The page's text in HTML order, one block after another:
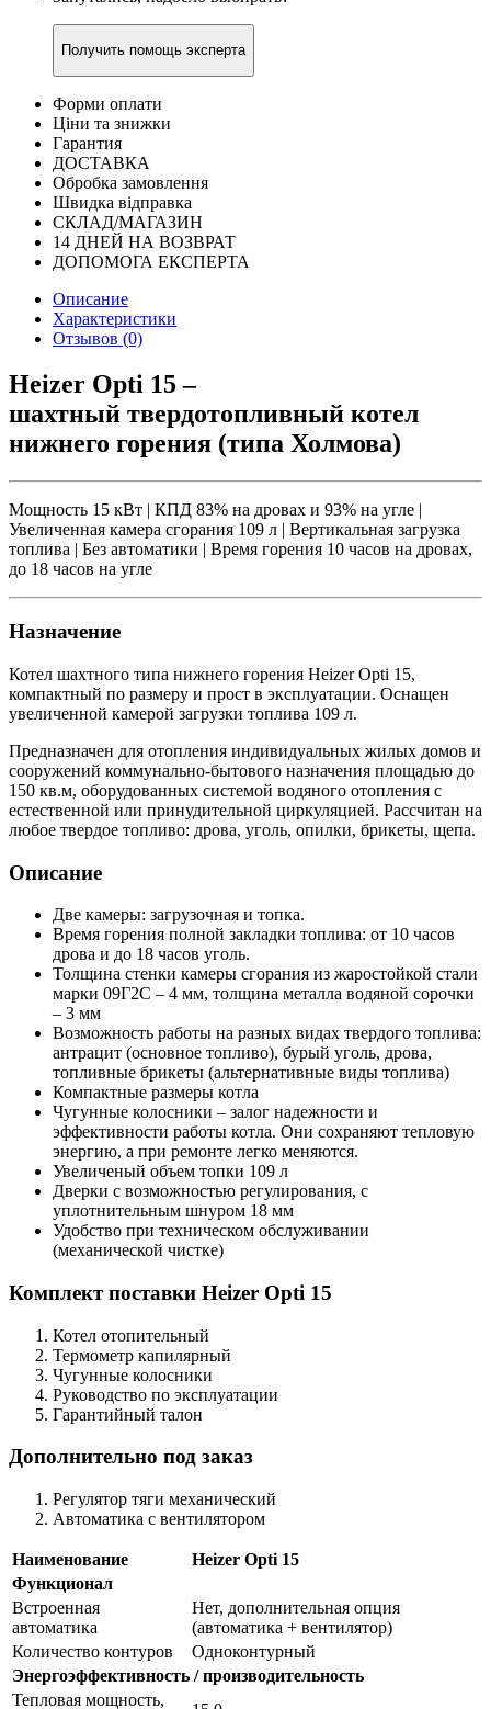
Получить помощь эксперта
Форми оплати
Ціни та знижки
Гарантия
ДОСТАВКА
Обробка замовлення
Швидка відправка
СКЛАД/МАГАЗИН
14 ДНЕЙ НА ВОЗВРАТ
ДОПОМОГА ЕКСПЕРТА
Описание
Характеристики
Отзывов (0)
Heizer Opti 15 –
шахтный твердотопливный котел
нижнего горения (типа Холмова)
Мощность 15 кВт | КПД 83% на дровах и 93% на угле |
Увеличенная камера сгорания 109 л | Вертикальная загрузка
топлива | Без автоматики | Время горения 10 часов на дровах,
до 18 часов на угле
Назначение
Котел шахтного типа нижнего горения Heizer Opti 15,
компактный по размеру и прост в эксплуатации. Оснащен
увеличенной камерой загрузки топлива 109 л.
Предназначен для отопления индивидуальных жилых домов и
сооружений коммунально-бытового назначения площадью до
150 кв.м, оборудованных системой водяного отопления с
естественной или принудительной циркуляцией. Рассчитан на
любое твердое топливо: дрова, уголь, опилки, брикеты, щепа.
Описание
Две камеры: загрузочная и топка.
Время горения полной закладки топлива: от 10 часов
дрова и до 18 часов уголь.
Толщина стенки камеры сгорания из жаростойкой стали
марки 09Г2С – 4 мм, толщина металла водяной сорочки
– 3 мм
Возможность работы на разных видах твердого топлива:
антрацит (основное топливо), бурый уголь, дрова,
топливные брикеты (альтернативные виды топлива)
Компактные размеры котла
Чугунные колосники – залог надежности и
эффективности работы котла. Они сохраняют тепловую
энергию, а при ремонте легко меняются.
Увеличеный объем топки 109 л
Дверки с возможностью регулирования, с
уплотнительным шнуром 18 мм
Удобство при техническом обслуживании
(механической чистке)
Комплект поставки Heizer Opti 15
Котел отопительный
Термометр капилярный
Чугунные колосники
Руководство по эксплуатации
Гарантийный талон
Дополнительно под заказ
Регулятор тяги механический
Автоматика с вентилятором
Наименование
Heizer Opti 15
Функционал
Встроенная
автоматика
Нет, дополнительная опция
(автоматика + вентилятор)
Количество контуров
Одноконтурный
Энергоэффективность / производительность
Тепловая мощность,